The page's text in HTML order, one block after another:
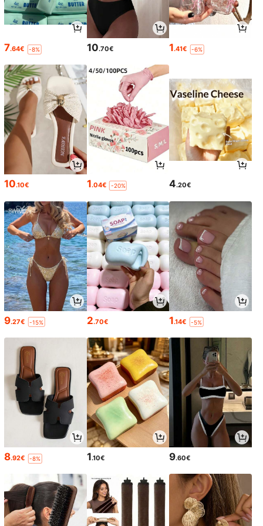
7.64€ -8% 10.70€ 1.41€ -6%
10.10€ 1.04€ -20% 4.20€
9.27€ -15% 2.70€ 1.14€ -5%
8.92€ -8% 1.10€ 9.60€